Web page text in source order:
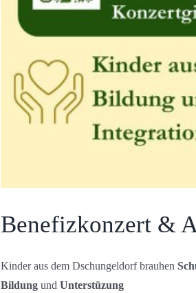
Benefizkonzert &
Kinder aus dem Dschungeldorf brauhen
Bildung und Unterstüzung